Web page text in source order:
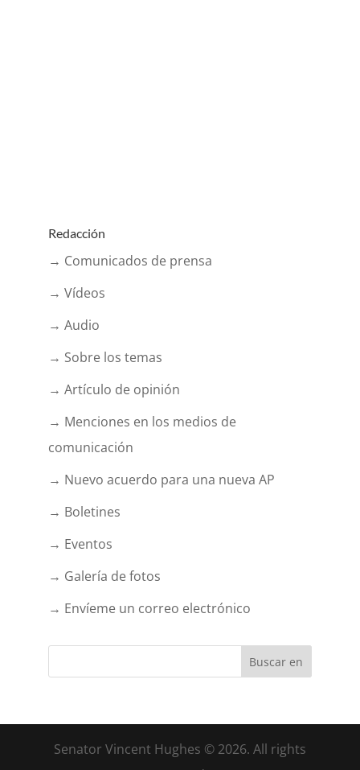
Redacción
→ Comunicados de prensa
→ Vídeos
→ Audio
→ Sobre los temas
→ Artículo de opinión
→ Menciones en los medios de
comunicación
→ Nuevo acuerdo para una nueva AP
→ Boletines
→ Eventos
→ Galería de fotos
→ Envíeme un correo electrónico
Senator Vincent Hughes © 2026. All rights